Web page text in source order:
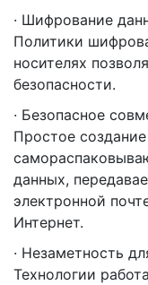
· Шифрование
Политики
носителях
безопасности.
· Безопасное
Простое
данных,
электронной
Интернет.
· Незаметность
Технологии